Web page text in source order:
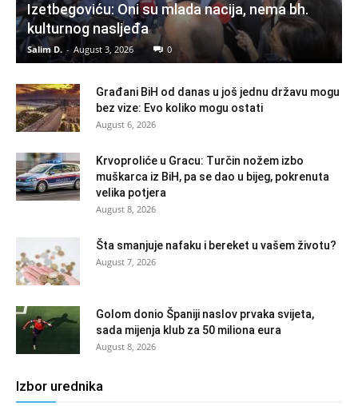
Izetbegoviću: Oni su mlada nacija, nema bh.
kulturnog nasljeđa
Salim D. - August 3, 2026 0
Građani BiH od danas u još jednu državu mogu
bez vize: Evo koliko mogu ostati
August 6, 2026
Krvoproliće u Gracu: Turčin nožem izbo
muškarca iz BiH, pa se dao u bijeg, pokrenuta
velika potjera
August 8, 2026
Šta smanjuje nafaku i bereket u vašem životu?
August 7, 2026
Golom donio Španiji naslov prvaka svijeta,
sada mijenja klub za 50 miliona eura
August 8, 2026
Izbor urednika